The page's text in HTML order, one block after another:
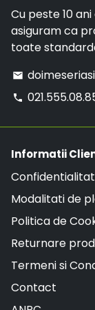
Cu peste 10
asiguram ca
toate
email
phone
Informatii
Modalitati de
Politica de
Returnare
Termeni si
Contact